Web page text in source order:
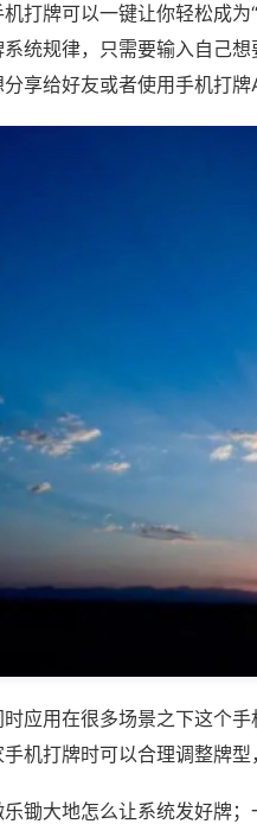
机打牌可以一键让你轻松成
系统规律，只需要输入自己
分享给好友或者使用手机打牌
时应用在很多场景之下这个
手机打牌时可以合理调整牌型
乐锄大地怎么让系统发好牌